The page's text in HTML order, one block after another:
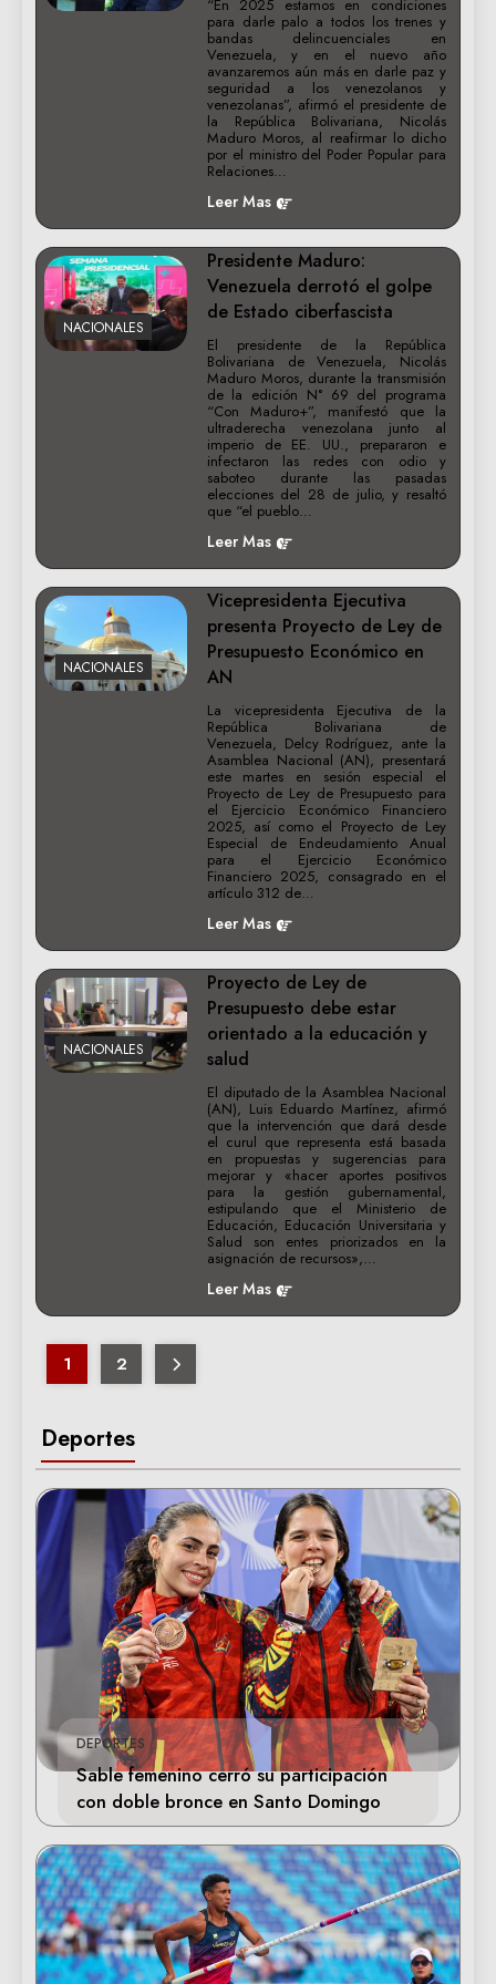
Deportes
DEPORTES
Sable femenino cerró su participación
con doble bronce en Santo Domingo
“En 2025 estamos en condiciones
para darle palo a todos los trenes y
bandas delincuenciales en
Venezuela, y en el nuevo año
avanzaremos aún más en darle paz y
seguridad a los venezolanos y
venezolanas”, afirmó el presidente de
la República Bolivariana, Nicolás
Maduro Moros, al reafirmar lo dicho
por el ministro del Poder Popular para
Relaciones…
Leer Mas
NACIONALES
Presidente Maduro:
Venezuela derrotó el golpe
de Estado ciberfascista
El presidente de la República
Bolivariana de Venezuela, Nicolás
Maduro Moros, durante la transmisión
de la edición N° 69 del programa
“Con Maduro+”, manifestó que la
ultraderecha venezolana junto al
imperio de EE. UU., prepararon e
infectaron las redes con odio y
saboteo durante las pasadas
elecciones del 28 de julio, y resaltó
que “el pueblo…
Leer Mas
NACIONALES
Vicepresidenta Ejecutiva
presenta Proyecto de Ley de
Presupuesto Económico en
AN
La vicepresidenta Ejecutiva de la
República Bolivariana de
Venezuela, Delcy Rodríguez, ante la
Asamblea Nacional (AN), presentará
este martes en sesión especial el
Proyecto de Ley de Presupuesto para
el Ejercicio Económico Financiero
2025, así como el Proyecto de Ley
Especial de Endeudamiento Anual
para el Ejercicio Económico
Financiero 2025, consagrado en el
artículo 312 de…
Leer Mas
NACIONALES
Proyecto de Ley de
Presupuesto debe estar
orientado a la educación y
salud
El diputado de la Asamblea Nacional
(AN), Luis Eduardo Martínez, afirmó
que la intervención que dará desde
el curul que representa está basada
en propuestas y sugerencias para
mejorar y «hacer aportes positivos
para la gestión gubernamental,
estipulando que el Ministerio de
Educación, Educación Universitaria y
Salud son entes priorizados en la
asignación de recursos»,…
Leer Mas
1 2